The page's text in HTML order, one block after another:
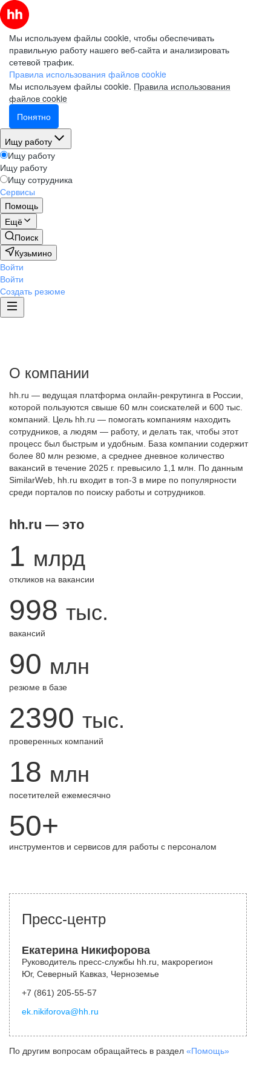
Мы используем файлы cookie, чтобы обеспечивать
правильную работу нашего веб-сайта и анализировать
сетевой трафик.
Правила использования файлов cookie
Мы используем файлы cookie. Правила использования
файлов cookie
Понятно
Ищу работу
Ищу работу
Ищу работу
Ищу сотрудника
Сервисы
Помощь
Ещё
Поиск
Кузьмино
Войти
Войти
Создать резюме
О компании
hh.ru — ведущая платформа онлайн-рекрутинга в России,
которой пользуются свыше 60 млн соискателей и 600 тыс.
компаний. Цель hh.ru — помогать компаниям находить
сотрудников, а людям — работу, и делать так, чтобы этот
процесс был быстрым и удобным. База компании содержит
более 80 млн резюме, а среднее дневное количество
вакансий в течение 2025 г. превысило 1,1 млн. По данным
SimilarWeb, hh.ru входит в топ-3 в мире по популярности
среди порталов по поиску работы и сотрудников.
hh.ru — это
1 млрд
откликов на вакансии
998 тыс.
вакансий
90 млн
резюме в базе
2390 тыс.
проверенных компаний
18 млн
посетителей ежемесячно
50+
инструментов и сервисов для работы с персоналом
Пресс-центр
Екатерина Никифорова
Руководитель пресс-службы hh.ru, макрорегион
Юг, Северный Кавказ, Черноземье
+7 (861) 205-55-57
ek.nikiforova@hh.ru
По другим вопросам обращайтесь в раздел «Помощь»